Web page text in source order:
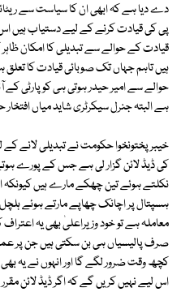
دے دیا ہے کہ ابھی ان کا سیاست سے
پی کی قیادت کرنے کے لیے دستیاب ہیں
قیادت کے حوالے سے تبدیلی کا امکان
ہیں تاہم جہاں تک صوبائی قیادت کا
حوالے سے امیر حیدر ہوتی ہی کو پارٹی کے
ہے البتہ جنرل سیکرٹری شاید میاں
خیبرپختونخوا حکومت نے تبدیلی لانے
کی ڈیڈ لائن گزار لی ہے جس کے پورے
نکلتے ہوئے تین چھکے مارے ہیں کیونکہ
ہسپتال پر اچانک چھاپے مارتے ہوئے
معاملہ ہے تو خود وزیراعلیٰ بھی یہ
صرف پالیسیاں ہی بن سکتی ہیں جن پر
کچھ وقت ضرور لگے گا اور انہوں نے یہ بھی
اس لیے نہیں کریں گے کہ اگر ڈیڈ لائن